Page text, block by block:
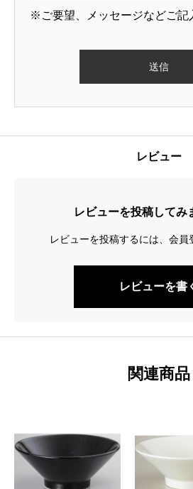
※ご要望、メッセージなどご記
レビュー
レビューを投稿してみ
レビューを投稿するには、会員
レビューを書
関連商品